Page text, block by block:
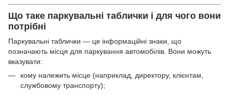
Що таке паркувальні таблички і для чого вони
потрібні
Паркувальні таблички — це інформаційні знаки, що
позначають місця для паркування автомобілів. Вони можуть
вказувати:
кому належить місце (наприклад, директору, клієнтам,
службовому транспорту);